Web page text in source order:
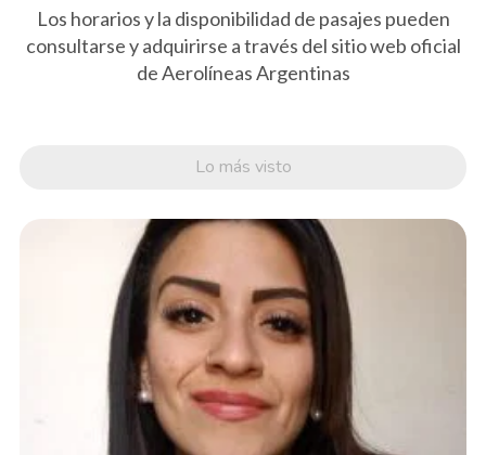
Los horarios y la disponibilidad de pasajes pueden
consultarse y adquirirse a través del sitio web oficial
de Aerolíneas Argentinas
Lo más visto